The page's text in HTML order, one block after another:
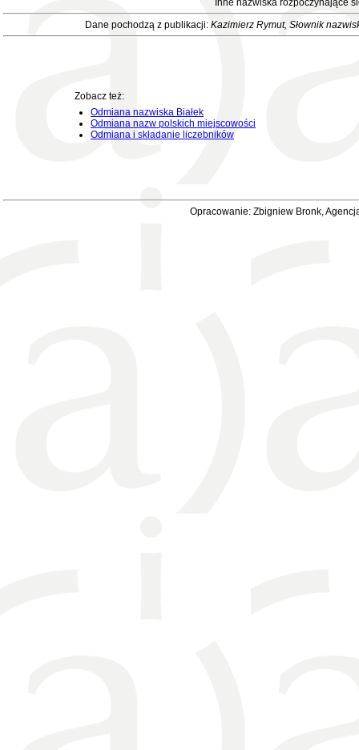
Inne nazwiska rozpoczynające
Dane pochodzą z publikacji: Kazimierz Rymut, Słownik
Zobacz też:
Odmiana nazwiska Białek
Odmiana nazw polskich miejscowości
Odmiana i składanie liczebników
Opracowanie: Zbigniew Bronk,